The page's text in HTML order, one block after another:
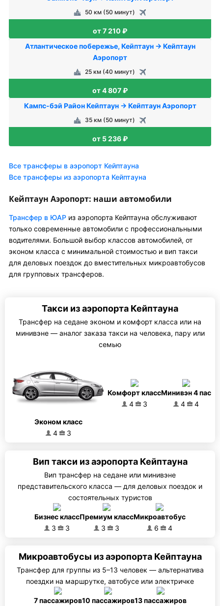
50 км (50 минут)
от 7 210 ₽
Атлантическое побережье, Кейптаун → Кейптаун
Аэропорт
25 км (40 минут)
от 4 807 ₽
Кампс-бэй Район Кейптаун → Кейптаун Аэропорт
35 км (50 минут)
от 5 236 ₽
Все трансферы в аэропорт Кейптауна
Все трансферы из аэропорта Кейптауна
Кейптаун Аэропорт: наши автомобили
Трансфер в ЮАР из аэропорта Кейптауна обслуживают
только современные автомобили с профессиональными
водителями. Большой выбор классов автомобилей, от
эконом класса с минимальной стоимостью и вип такси
для деловых поездок до вместительных микроавтобусов
для групповых трансферов.
Такси из аэропорта Кейптауна
Трансфер на седане эконом и комфорт класса или на
минивэне — аналог заказа такси на человека, пару или
семью
Эконом класс
4
3
Комфорт класс
4
3
Минивэн 4 пас
4
4
Вип такси из аэропорта Кейптауна
Вип трансфер на седане или минивэне
представительского класса — для деловых поездок и
состоятельных туристов
Бизнес класс
3
3
Премиум класс
3
3
Микроавтобус
6
4
Микроавтобусы из аэропорта Кейптауна
Трансфер для группы из 5–13 человек — альтернатива
поездки на маршрутке, автобусе или электричке
7 пассажиров10 пассажиров13 пассажиров